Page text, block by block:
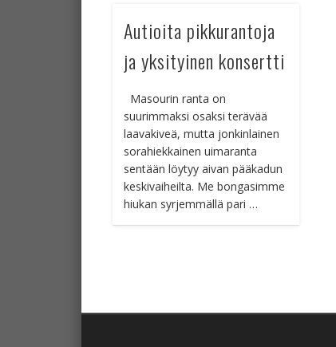
Autioita pikkurantoja
ja yksityinen konsertti
Masourin ranta on
suurimmaksi osaksi terävää
laavakiveä, mutta jonkinlainen
sorahiekkainen uimaranta
sentään löytyy aivan pääkadun
keskivaiheilta. Me bongasimme
hiukan syrjemmällä pari …